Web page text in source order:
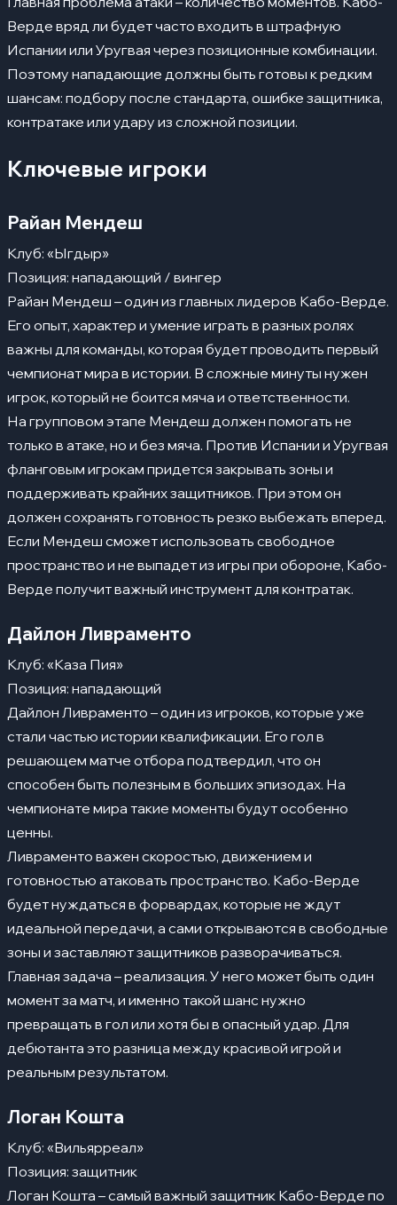
Верде вряд ли будет часто входить в штрафную
Испании или Уругвая через позиционные комбинации.
Поэтому нападающие должны быть готовы к редким
шансам: подбору после стандарта, ошибке защитника,
контратаке или удару из сложной позиции.
Ключевые игроки
Райан Мендеш
Клуб: «Ыгдыр»
Позиция: нападающий / вингер
Райан Мендеш – один из главных лидеров Кабо-Верде.
Его опыт, характер и умение играть в разных ролях
важны для команды, которая будет проводить первый
чемпионат мира в истории. В сложные минуты нужен
игрок, который не боится мяча и ответственности.
На групповом этапе Мендеш должен помогать не
только в атаке, но и без мяча. Против Испании и Уругвая
фланговым игрокам придется закрывать зоны и
поддерживать крайних защитников. При этом он
должен сохранять готовность резко выбежать вперед.
Если Мендеш сможет использовать свободное
пространство и не выпадет из игры при обороне, Кабо-
Верде получит важный инструмент для контратак.
Дайлон Ливраменто
Клуб: «Каза Пия»
Позиция: нападающий
Дайлон Ливраменто – один из игроков, которые уже
стали частью истории квалификации. Его гол в
решающем матче отбора подтвердил, что он
способен быть полезным в больших эпизодах. На
чемпионате мира такие моменты будут особенно
ценны.
Ливраменто важен скоростью, движением и
готовностью атаковать пространство. Кабо-Верде
будет нуждаться в форвардах, которые не ждут
идеальной передачи, а сами открываются в свободные
зоны и заставляют защитников разворачиваться.
Главная задача – реализация. У него может быть один
момент за матч, и именно такой шанс нужно
превращать в гол или хотя бы в опасный удар. Для
дебютанта это разница между красивой игрой и
реальным результатом.
Логан Кошта
Клуб: «Вильярреал»
Позиция: защитник
Логан Кошта – самый важный защитник Кабо-Верде по